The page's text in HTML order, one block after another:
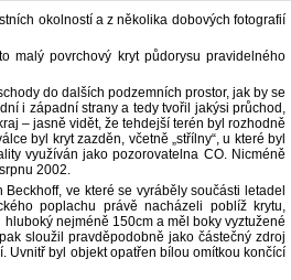
okolností a z několika dobových fotografií
malý povrchový kryt půdorysu pravidelného
do dalších podzemních prostor, jak by se
i západní strany a tedy tvořil jakýsi průchod,
– jasně vidět, že tehdejší terén byl rozhodně
byl kryt zazděn, včetně „střílny“, u které byl
využíván jako pozorovatelna CO. Nicméně
2002.
ve které se vyráběly součásti letadel
poplachu právě nacházeli poblíž krytu,
nejméně 150cm a měl boky vyztužené
sloužil pravděpodobně jako částečný zdroj
Uvnitř byl objekt opatřen bílou omítkou končící